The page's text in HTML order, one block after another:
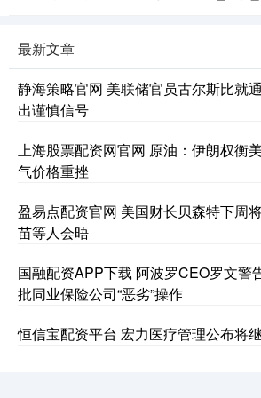
最新文章
静海策略官网 美联储官员古尔斯比就
出谨慎信号
上海股票配资网官网 原油：伊朗权衡
气价格重挫
盈易点配资官网 美国财长贝森特下周
苗等人会晤
国融配资APP下载 阿波罗CEO罗文警
批同业保险公司“恶劣”操作
恒信宝配资平台 宏力医疗管理公布将